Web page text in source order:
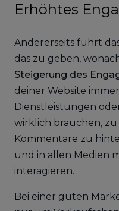
Erhöhtes
Andererseits führt
das zu geben,
Steigerung des
deiner Website
Dienstleistungen
wirklich brauchen,
Kommentare zu
und in allen Medien
interagieren.
Bei einer guten